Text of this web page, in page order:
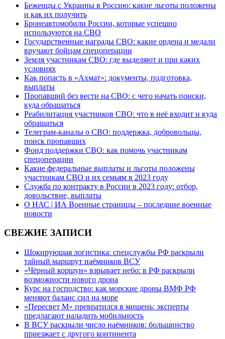
Беженцы с Украины в Россию: какие льготы положены
и как их получить
Бронеавтомобили России, которые успешно
используются на СВО
Государственные награды СВО: какие ордена и медали
вручают бойцам спецоперации
Земля участникам СВО: где выделяют и при каких
условиях
Как попасть в «Ахмат»: документы, подготовка,
выплаты
Пропавший без вести на СВО: с чего начать поиски,
куда обращаться
Реабилитация участников СВО: что в неё входит и куда
обращаться
Телеграм-каналы о СВО: поддержка, добровольцы,
поиск пропавших
Фонд поддержки СВО: как помочь участникам
спецоперации
Какие федеральные выплаты и льготы положены
участникам СВО и их семьям в 2023 году
Служба по контракту в России в 2023 году: отбор,
довольствие, выплаты
О НАС | ИА Военные страницы – последние военные
новости
СВЕЖИЕ ЗАПИСИ
Шокирующая логистика: спецслужбы РФ раскрыли
тайный маршрут наёмников ВСУ
«Чёрный коршун» взрывает небо: в РФ раскрыли
возможности нового дрона
Курс на господство: как морские дроны ВМФ РФ
меняют баланс сил на море
«Пересвет М» превратился в мишень: эксперты
предлагают наладить мобильность
В ВСУ раскрыли число наёмников: большинство
приезжает с другого континента